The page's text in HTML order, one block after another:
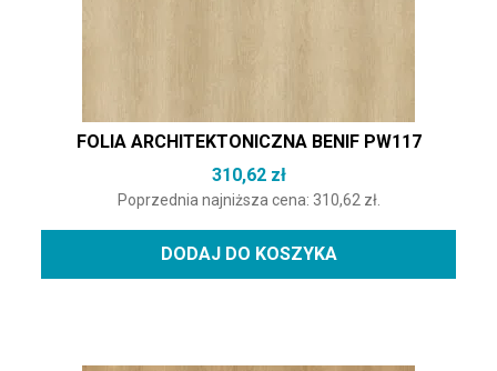
FOLIA ARCHITEKTONICZNA BENIF PW117
310,62 zł
Poprzednia najniższa cena: 310,62 zł.
DODAJ DO KOSZYKA